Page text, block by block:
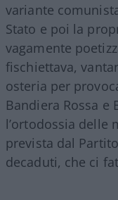
variante
Stato e poi la
vagamente
fischiettava,
osteria per
Bandiera Rossa e
l’ortodossia delle
prevista dal
decaduti, che ci